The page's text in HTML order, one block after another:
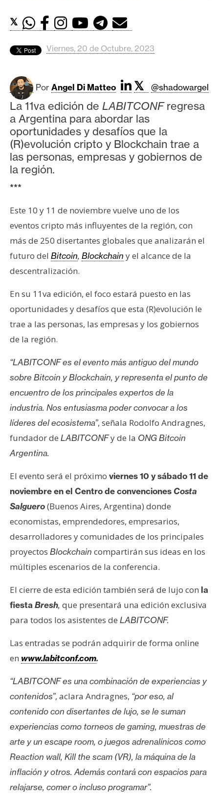
d
s
B
t
c
o
i
n
h
e
r
e
m
I
A
A
n
á
l
i
s
N
o
a
s
d
e
P
r
e
n
s
a
T
m
a
s
R
c
u
r
𝕏
Viernes, 20 de Octubre, 2023
Por Angel Di Matteo 𝕏 @shadowargel
La 11va edición de LABITCONFregresa
a Argentina para abordar las
oportunidades y desafíos que la
(R)evolución cripto y Blockchain trae a
las personas, empresas y gobiernos de
la región.
***
Este 10 y 11 de noviembre vuelve uno de los
eventos cripto más influyentes de la región, con
más de 250 disertantes globales que analizarán el
futuro del Bitcoin, Blockchain y el alcance de la
descentralización.
En su 11va edición, el foco estará puesto en las
oportunidades y desafíos que esta (R)evolución le
trae a las personas, las empresas y los gobiernos
de la región.
“LABITCONF es el evento más antiguo del mundo
sobre Bitcoin y Blockchain, y representa el punto de
encuentro de los principales expertos de la
industria. Nos entusiasma poder convocar a los
líderes del ecosistema”, señala Rodolfo Andragnes,
fundador de LABITCONFy de la ONG Bitcoin
Argentina.
El evento será el próximo viernes 10 y sábado 11 de
noviembre en el Centro de convenciones Costa
Salguero(Buenos Aires, Argentina) donde
economistas, emprendedores, empresarios,
desarrolladores y comunidades de los principales
proyectos Blockchain compartirán sus ideas en los
múltiples escenarios de la conferencia.
El cierre de esta edición también será de lujo con la
fiesta Bresh, que presentará una edición exclusiva
para todos los asistentes de LABITCONF.
Las entradas se podrán adquirir de forma online
en www.labitconf.com.
“LABITCONF es una combinación de experiencias y
contenidos”, aclara Andragnes, “por eso, al
contenido con disertantes de lujo, se le suman
experiencias como torneos de gaming, muestras de
arte y un escape room, o juegos adrenalínicos como
Reaction wall, Kill the scam (VR), la máquina de la
inflación y otros. Además contará con espacios para
relajarse, comer o incluso programar”.